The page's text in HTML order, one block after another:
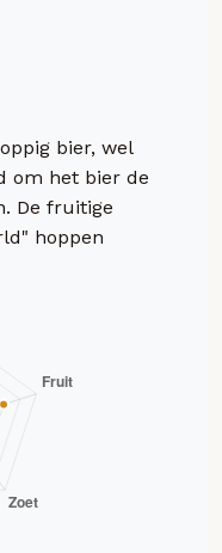
bier, wel
om het bier de
De fruitige
hoppen